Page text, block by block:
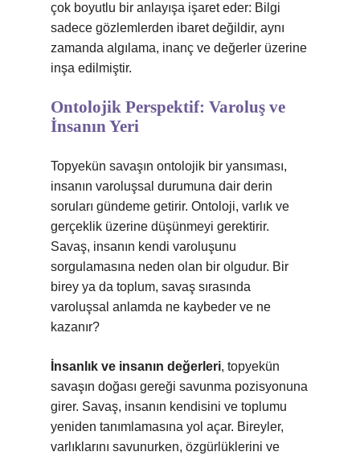
çok boyutlu bir anlayışa işaret eder: Bilgi
sadece gözlemlerden ibaret değildir, aynı
zamanda algılama, inanç ve değerler üzerine
inşa edilmiştir.
Ontolojik Perspektif: Varoluş ve
İnsanın Yeri
Topyekün savaşın ontolojik bir yansıması,
insanın varoluşsal durumuna dair derin
soruları gündeme getirir. Ontoloji, varlık ve
gerçeklik üzerine düşünmeyi gerektirir.
Savaş, insanın kendi varoluşunu
sorgulamasına neden olan bir olgudur. Bir
birey ya da toplum, savaş sırasında
varoluşsal anlamda ne kaybeder ve ne
kazanır?
İnsanlık ve insanın değerleri, topyekün
savaşın doğası gereği savunma pozisyonuna
girer. Savaş, insanın kendisini ve toplumu
yeniden tanımlamasına yol açar. Bireyler,
varlıklarını savunurken, özgürlüklerini ve